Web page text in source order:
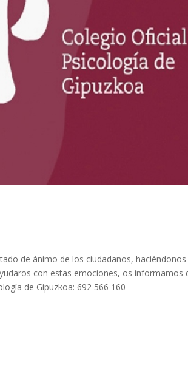
de ánimo de los ciudadanos,
con estas emociones, os informamos
de Gipuzkoa: 692 566 160